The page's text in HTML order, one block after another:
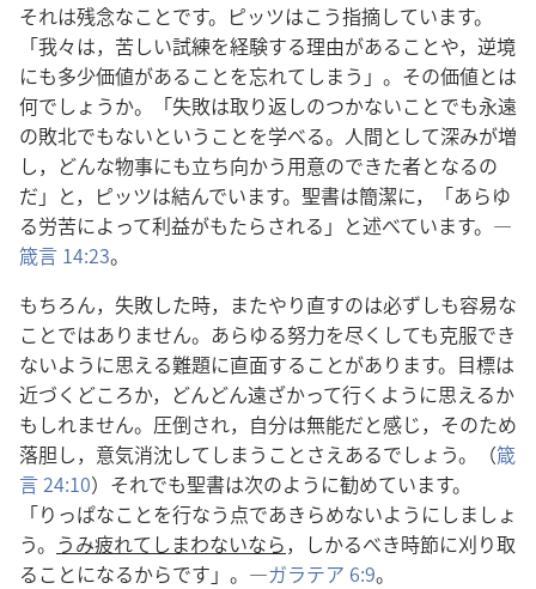
それは残念なことです。ピッツはこう指摘しています。
「我々は，苦しい試練を経験する理由があることや，逆境
にも多少価値があることを忘れてしまう」。その価値とは
何でしょうか。「失敗は取り返しのつかないことでも永遠
の敗北でもないということを学べる。人間として深みが増
し，どんな物事にも立ち向かう用意のできた者となるの
だ」と，ピッツは結んでいます。聖書は簡潔に，「あらゆ
る労苦によって利益がもたらされる」と述べています。―
箴言 14:23。
もちろん，失敗した時，またやり直すのは必ずしも容易な
ことではありません。あらゆる努力を尽くしても克服でき
ないように思える難題に直面することがあります。目標は
近づくどころか，どんどん遠ざかって行くように思えるか
もしれません。圧倒され，自分は無能だと感じ，そのため
落胆し，意気消沈してしまうことさえあるでしょう。（箴
言 24:10）それでも聖書は次のように勧めています。
「りっぱなことを行なう点であきらめないようにしましょ
う。 うみ疲れてしまわないなら，しかるべき時節に刈り取
ることになるからです」。―ガラテア 6:9。